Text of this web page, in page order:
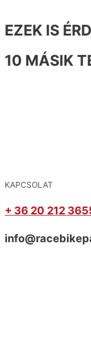
EZEK IS
10 MÁSIK
KAPCSOLAT
+ 36 20 212